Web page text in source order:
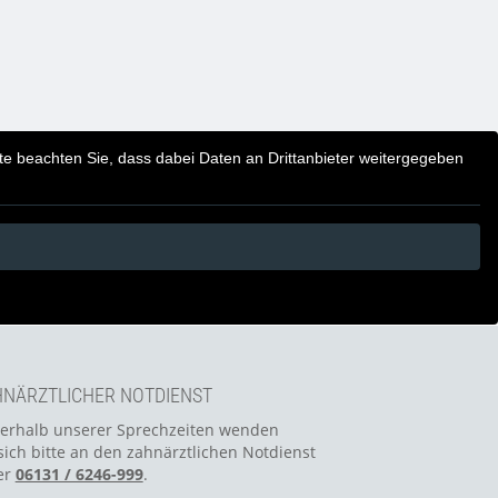
beachten Sie, dass dabei Daten an Drittanbieter weitergegeben
NOTDIENST
unserer Sprechzeiten wenden
bitte an den zahnärztlichen Notdienst
06131 / 6246-999.